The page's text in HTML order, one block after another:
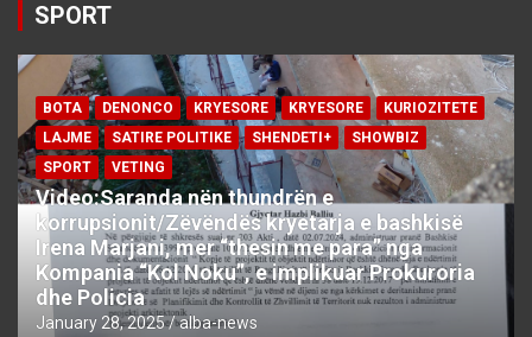
SPORT
BOTA DENONCO KRYESORE KRYESORE
KURIOZITETE
LAJME
SATIRE POLITIKE SHENDETI+
SHOWBIZ
SPORT
VETING
Video:Saranda nën thundrën e
korrupsionit/Zëvëndës kryetarja e bashkisë
Irena Marjani, mer “thesin me para” nga
Kompania “Kol Noku”, e implikuar Prokuroria
dhe Policia
January 28, 2025 alba-news